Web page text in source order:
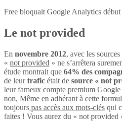
Free bloquait Google Analytics début
Le not provided
En novembre 2012, avec les
« not provided » ne s’arrêtera
étude montrait que 64% des
de leurtrafic était de source « not
leur fameux compte premium
non, Même en adhérant à cette
toujours pas accès aux mots-clés qui
faites ! Vous aurez du « not provided